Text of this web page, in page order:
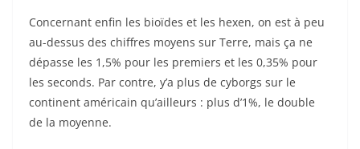
Concernant enfin les bioïdes et les hexen, on est à peu
au-dessus des chiffres moyens sur Terre, mais ça ne
dépasse les 1,5% pour les premiers et les 0,35% pour
les seconds. Par contre, y’a plus de cyborgs sur le
continent américain qu’ailleurs : plus d’1%, le double
de la moyenne.